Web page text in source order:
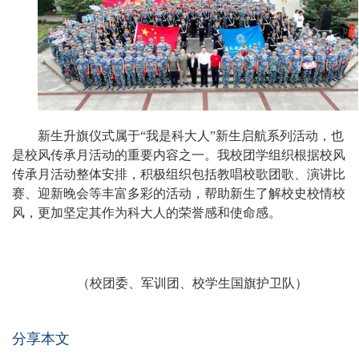
新生升旗仪式属于“我是科大人”新生启航系列活动，也
是校风传承月活动的重要内容之一。我校团学组织根据校风
传承月活动整体安排，积极组织包括教唱校歌团歌、演讲比
赛、迎新晚会等丰富多彩的活动，帮助新生了解校史校情校
风，更加坚定其作为科大人的荣誉感和使命感。
（校团委、军训团、校学生国旗护卫队）
分享本文